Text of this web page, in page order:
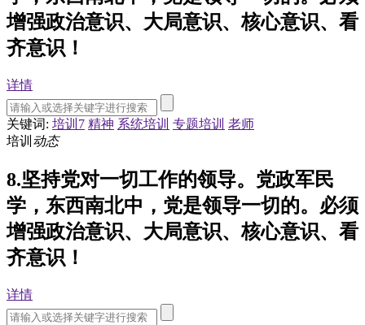
增强政治意识、大局意识、核心意识、看
齐意识！
详情
关键词: 培训7 精神 系统培训 专题培训 老师
培训 动态
8.坚持党对一切工作的领导。党政军民
学，东西南北中，党是领导一切的。必须
增强政治意识、大局意识、核心意识、看
齐意识！
详情